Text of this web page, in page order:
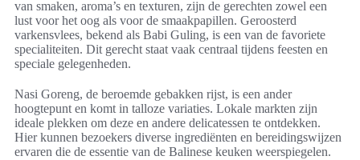
van smaken, aroma’s en texturen, zijn de gerechten zowel een
lust voor het oog als voor de smaakpapillen. Geroosterd
varkensvlees, bekend als Babi Guling, is een van de favoriete
specialiteiten. Dit gerecht staat vaak centraal tijdens feesten en
speciale gelegenheden.
Nasi Goreng, de beroemde gebakken rijst, is een ander
hoogtepunt en komt in talloze variaties. Lokale markten zijn
ideale plekken om deze en andere delicatessen te ontdekken.
Hier kunnen bezoekers diverse ingrediënten en bereidingswijzen
ervaren die de essentie van de Balinese keuken weerspiegelen.